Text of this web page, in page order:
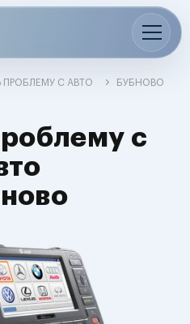
ПРОБЛЕМУ С АВТО БУБНОВО
с